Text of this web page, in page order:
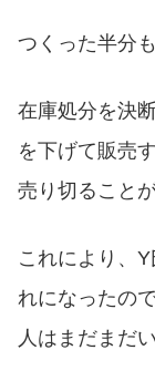
つくった半分
在庫処分を決
を下げて販売
売り切ること
これにより、
れになったの
人はまだまだ